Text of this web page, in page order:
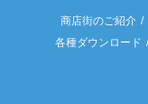
商店街のご紹介
各種ダウンロード